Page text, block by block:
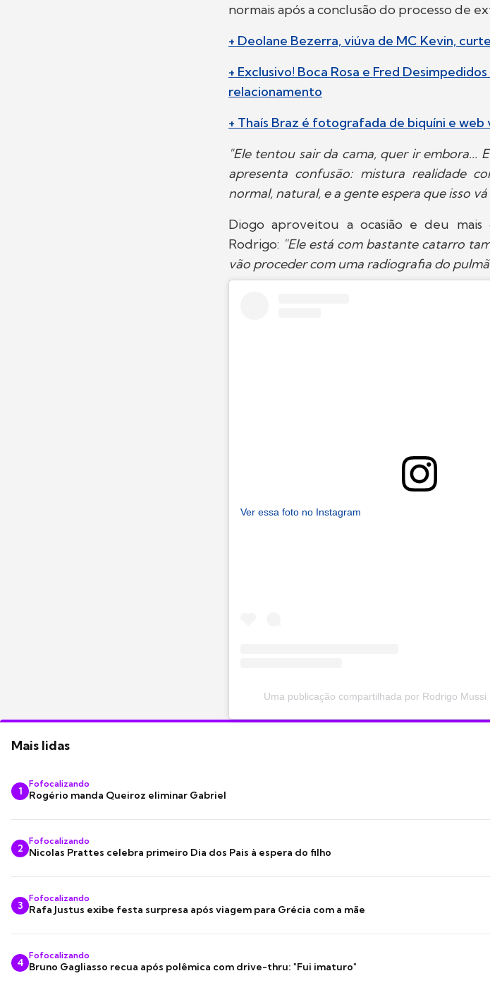
normais após a conclusão do processo de
+ Deolane Bezerra, viúva de MC Kevin,
+ Exclusivo! Boca Rosa e Fred
relacionamento
+ Thaís Braz é fotografada de biquíni e web
"Ele tentou sair da cama, quer ir embora...
apresenta confusão: mistura realidade
normal, natural, e a gente espera que isso
Diogo aproveitou a ocasião e deu
Rodrigo: "Ele está com bastante catarro
vão proceder com uma radiografia do
Ver essa foto no Instagram
Uma publicação compartilhada por Rodrigo
Mais lidas
1
Fofocalizando
Rogério manda Queiroz eliminar Gabriel
2
Fofocalizando
Nicolas Prattes celebra primeiro Dia dos Pais à espera do filho
3
Fofocalizando
Rafa Justus exibe festa surpresa após viagem para Grécia com a mãe
4
Fofocalizando
Bruno Gagliasso recua após polêmica com drive-thru: "Fui imaturo"